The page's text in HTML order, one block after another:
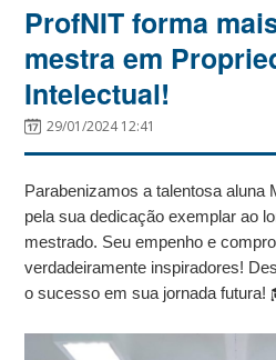
ProfNIT forma
mestra em
Intelectual!
29/01/2024 12:41
Parabenizamos a talentosa aluna
pela sua dedicação exemplar ao
mestrado. Seu empenho e
verdadeiramente inspiradores!
o sucesso em sua jornada futura!